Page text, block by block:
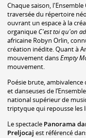
Chaque saison,
traversée du répertoire
ouvrant un espace à la
organique C'est toi qu'on
africaine Robyn Orlin,
création inédite. Quant à
mouvement dansEmpty
mouvement.
Poésie brute, ambivalence
et danseuses de
national supérieur de
triptyque qui repousse les
Le spectacle Panorama
Preljocaj est référencé